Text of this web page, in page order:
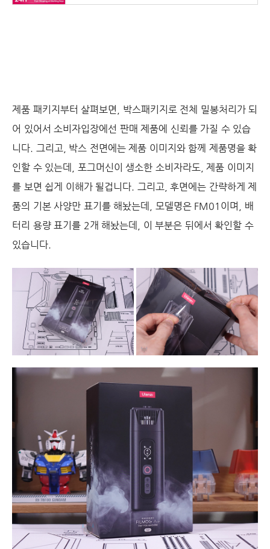
제품 패키지부터 살펴보면, 박스패키지로 전체 밀봉처리가 되
어 있어서 소비자입장에선 판매 제품에 신뢰를 가질 수 있습
니다. 그리고, 박스 전면에는 제품 이미지와 함께 제품명을 확
인할 수 있는데, 포그머신이 생소한 소비자라도, 제품 이미지
를 보면 쉽게 이해가 될겁니다. 그리고, 후면에는 간략하게 제
품의 기본 사양만 표기를 해놨는데, 모델명은 FM01이며, 배
터리 용량 표기를 2개 해놨는데, 이 부분은 뒤에서 확인할 수
있습니다.